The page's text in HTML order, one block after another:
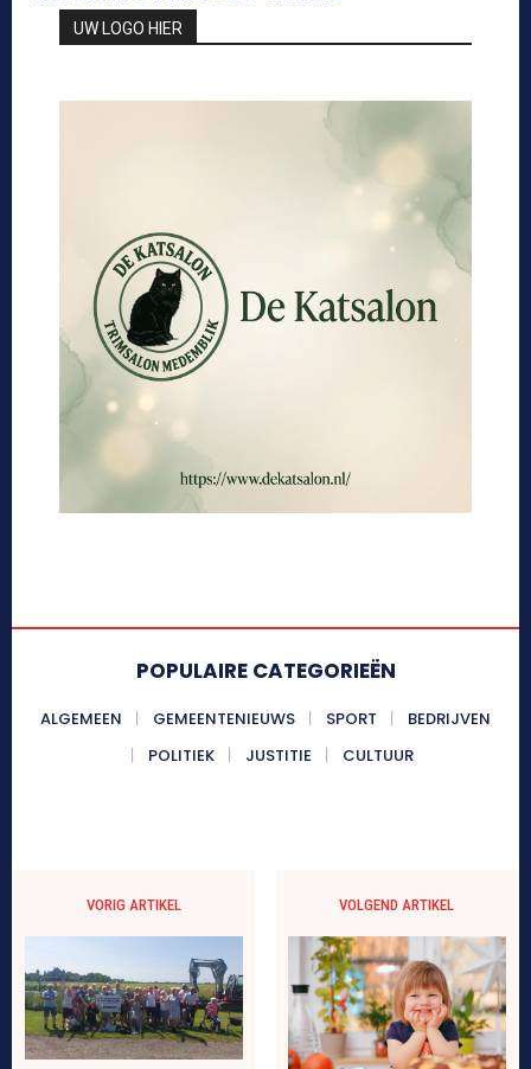
UW LOGO HIER
POPULAIRE CATEGORIEËN
ALGEMEEN GEMEENTENIEUWS SPORT
BEDRIJVEN
POLITIEK
JUSTITIE CULTUUR
VORIG ARTIKEL VOLGEND ARTIKEL